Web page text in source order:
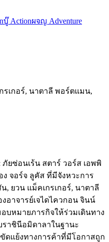
บู๊ Actionผจญ Adventure
รเกอร์, นาตาลี พอร์ตแมน,
ยซ่อนเร้น สตาร์ วอร์ส เอพพิ
ง จอร์จ ลูคัส ที่มีจังหวะการ
, ยวน แม็คเกรเกอร์, นาตาลี
อาจารย์เจไดไควกอน จินน์
บหมายภารกิจให้ร่วมเดินทาง
าชินีอมิดาลาในฐานะ
ดแย้งทางการค้าที่มีโอกาสถูก